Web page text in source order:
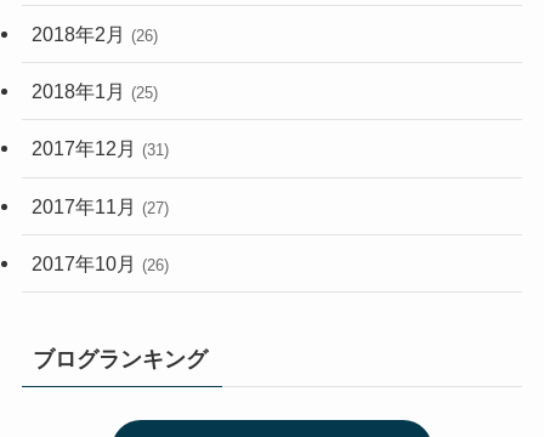
2018年2月 (26)
2018年1月 (25)
2017年12月 (31)
2017年11月 (27)
2017年10月 (26)
ブログランキング